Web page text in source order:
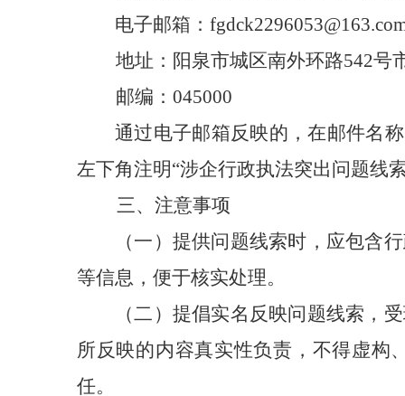
电子邮箱：
地址：阳泉市城区南外环路542号
邮编：045000
通过电子邮箱反映的，在邮件名
左下角注明“涉企行政执法突出问题线
三、注意事项
（一）提供问题线索时，应包含
等信息，便于核实处理。
（二）提倡实名反映问题线索，
所反映的内容真实性负责，不得虚构
任。